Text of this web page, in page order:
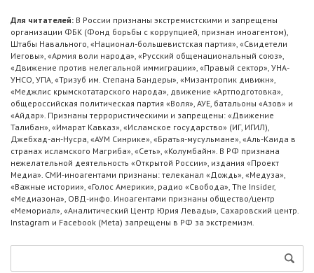
Для читателей: В России признаны экстремистскими и запрещены
организации ФБК (Фонд борьбы с коррупцией, признан иноагентом),
Штабы Навального, «Национал-большевистская партия», «Свидетели
Иеговы», «Армия воли народа», «Русский общенациональный союз»,
«Движение против нелегальной иммиграции», «Правый сектор», УНА-
УНСО, УПА, «Тризуб им. Степана Бандеры», «Мизантропик дивижн»,
«Меджлис крымскотатарского народа», движение «Артподготовка»,
общероссийская политическая партия «Воля», АУЕ, батальоны «Азов» и
«Айдар». Признаны террористическими и запрещены: «Движение
Талибан», «Имарат Кавказ», «Исламское государство» (ИГ, ИГИЛ),
Джебхад-ан-Нусра, «АУМ Синрике», «Братья-мусульмане», «Аль-Каида в
странах исламского Магриба», «Сеть», «Колумбайн». В РФ признана
нежелательной деятельность «Открытой России», издания «Проект
Медиа». СМИ-иноагентами признаны: телеканал «Дождь», «Медуза»,
«Важные истории», «Голос Америки», радио «Свобода», The Insider,
«Медиазона», ОВД-инфо. Иноагентами признаны общество/центр
«Мемориал», «Аналитический Центр Юрия Левады», Сахаровский центр.
Instagram и Facebook (Metа) запрещены в РФ за экстремизм.